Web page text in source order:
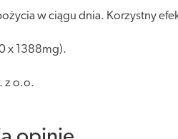
w ciągu dnia. Korzystny
x 1388mg).
z o.o.